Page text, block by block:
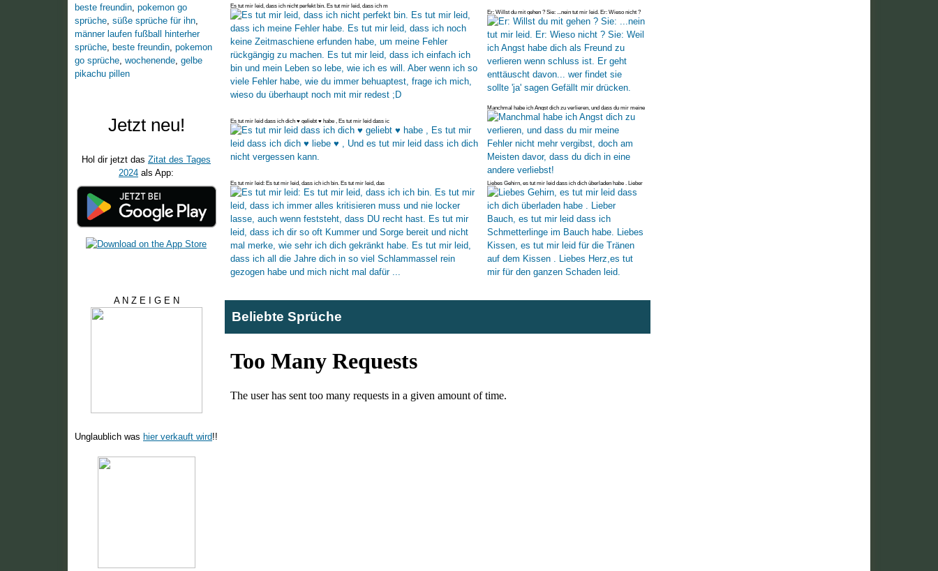
beste freundin pokemon go
sprüche süße sprüche für ihn
männer laufen fußball hinterher
sprüche
beste freundin pokemon
go sprüche wochenende gelbe
pikachu pillen
Jetzt neu!
Hol dir jetzt das Zitat des Tages
2024 als App:
A N Z E I G E N
Unglaublich was hier verkauft wird!!
Es tut mir leid, dass ich nicht perfekt bin. Es tut mir leid, dass ich m
Er: Willst du mit gehen ? Sie: ...nein tut mir leid. Er: Wieso nicht ?
S
Es tut mir leid dass ich dich ♥ geliebt ♥ habe , Es tut mir leid dass ic
Manchmal habe ich Angst dich zu verlieren, und dass du mir meine
Fehler
Es tut mir leid: Es tut mir leid, dass ich ich bin. Es tut mir leid, das
Liebes Gehirn, es tut mir leid dass ich dich überladen habe . Lieber
Bau
Beliebte Sprüche